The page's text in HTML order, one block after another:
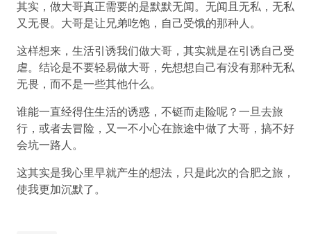
其实，做大哥真正需要的是默默无闻。无闻且无私，无私
又无畏。大哥是让兄弟吃饱，自己受饿的那种人。
这样想来，生活引诱我们做大哥，其实就是在引诱自己受
虐。结论是不要轻易做大哥，先想想自己有没有那种无私
无畏，而不是一些其他什么。
谁能一直经得住生活的诱惑，不铤而走险呢？一旦去旅
行，或者去冒险，又一不小心在旅途中做了大哥，搞不好
会坑一路人。
这其实是我心里早就产生的想法，只是此次的合肥之旅，
使我更加沉默了。